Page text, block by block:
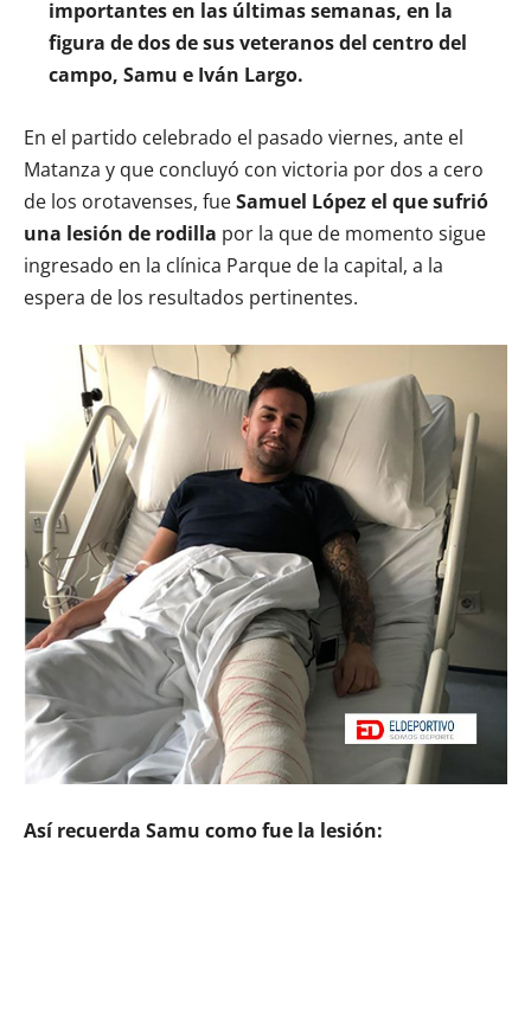
importantes en las últimas semanas, en la
figura de dos de sus veteranos del centro del
campo, Samu e Iván Largo.
En el partido celebrado el pasado viernes, ante el
Matanza y que concluyó con victoria por dos a cero
de los orotavenses, fueSamuel López el que sufrió
una lesión de rodilla por la que de momento sigue
ingresado en la clínica Parque de la capital, a la
espera de los resultados pertinentes.
Así recuerda Samu como fue la lesión: